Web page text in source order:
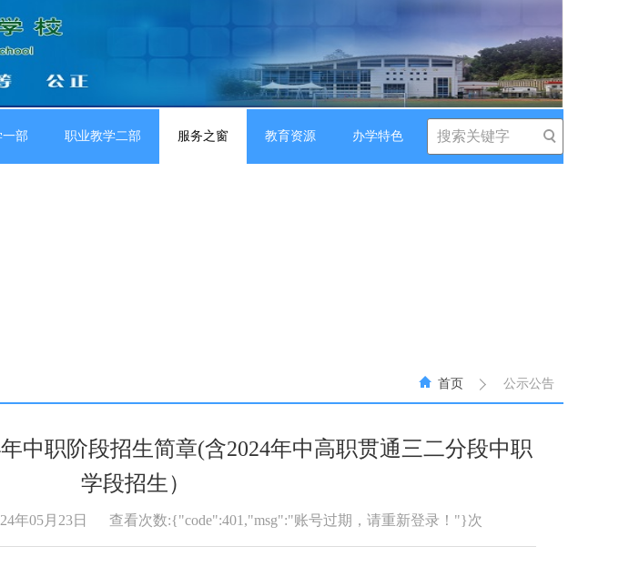
部 职业教学二部 服务之窗 教育资源 办学特色
首页 公示公告
中职阶段招生简章(含2024年中高职贯通三二分段中职
学段招生）
年05月23日 查看次数:{"code":401,"msg":"账号过期，请重新登录！"}次